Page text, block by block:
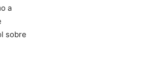
a
sobre